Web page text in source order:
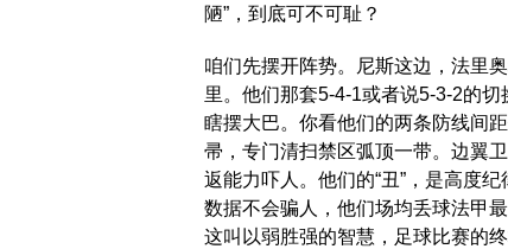
陋”，到底可不可耻？
咱们先摆开阵势。尼斯这边，法里
里。他们那套5-4-1或者说5-3-2的
瞎摆大巴。你看他们的两条防线间
帚，专门清扫禁区弧顶一带。边翼
返能力吓人。他们的“丑”，是高度
数据不会骗人，他们场均丢球法甲
这叫以弱胜强的智慧，足球比赛的